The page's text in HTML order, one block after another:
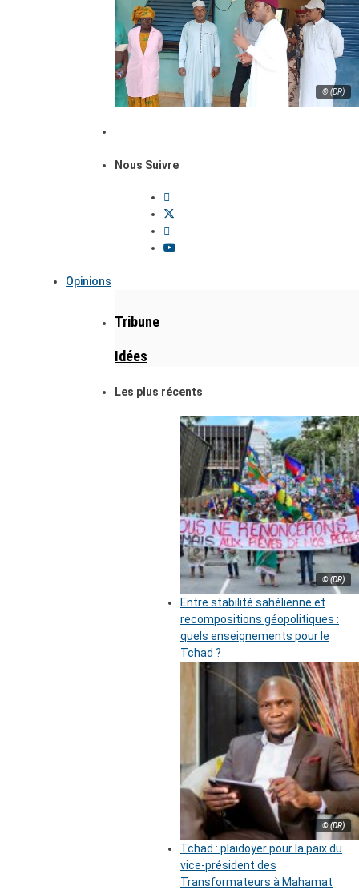
© (DR)
Nous Suivre
Opinions
Tribune
Idées
Les plus récents
© (DR)
Entre stabilité sahélienne et
recompositions géopolitiques :
quels enseignements pour le
Tchad ?
© (DR)
Tchad : plaidoyer pour la paix du
vice-président des
Transformateurs à Mahamat